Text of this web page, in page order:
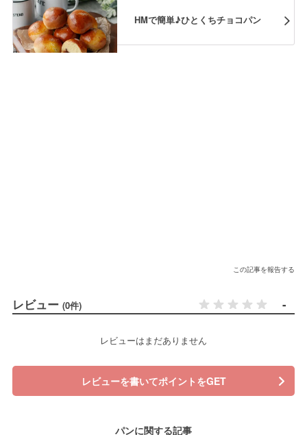
HMで簡単♪ひとくちチョコパン
この記事を報告する
レビュー (0件) -
レビューはまだありません
レビューを書いてポイントをGET
パンに関する記事